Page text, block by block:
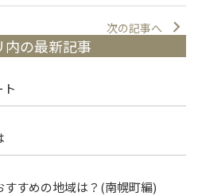
次の記事へ
内の最新記事
すめの地域は？(南幌町編)